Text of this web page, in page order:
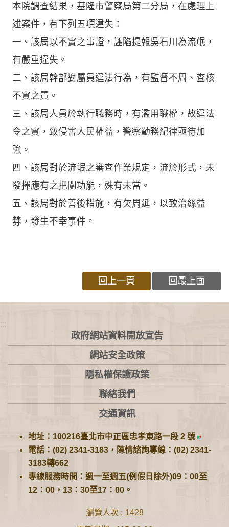
本院調查結果，基隆市警察局第二分局，在處理上
述案件，有下列五項違失：
一、該局以不實之事證，誣陷提報吳石川為流氓，
有嚴重違失。
二、該局幹部對屬員違法行為，有監督不周、查核
不實之責。
三、該局人員於執行職務時，有濫用職權，故違法
令之實，致侵害人民權益，警察勤務紀律亟待加
強。
四、該局對於流氓之審查作業規定，流於形式，未
發揮應有之把關功能，殊有未當。
五、該局對於善後措施，有欠周延，以致治絲益
棼，發生不幸事件。
回上一頁 回最上面
:::
政府網站資料開放宣告
網站安全政策
隱私權保護政策
聯絡我們
交通資訊
地址：100216臺北市中正區忠孝東路一段 2 號
電話：(02) 2341-3183，陳情諮詢專線：(02) 2341-
3183轉662
專線服務時間：週一至週五(例假日除外)09：00至
12：00，13：30至17：00。
瀏覽人次
1428